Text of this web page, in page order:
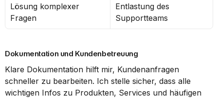
Lösung komplexer
Fragen
Entlastung des
Supportteams
Dokumentation und Kundenbetreuung
Klare Dokumentation hilft mir, Kundenanfragen
schneller zu bearbeiten. Ich stelle sicher, dass alle
wichtigen Infos zu Produkten, Services und häufigen